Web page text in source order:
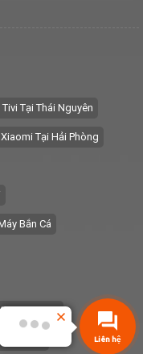
Liên hệ
Tại Thái Nguyên
Tại Hải Phòng
Bắn Cá
Tại Hà Nội
Hà Nội